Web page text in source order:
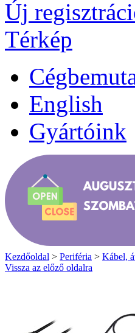
Új
Térkép
English
Gyártóink
Kezdőoldal > Periféria > Kábel,
Vissza az előző oldalra